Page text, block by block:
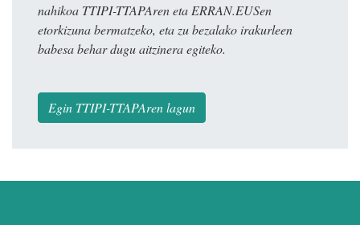
nahikoa TTIPI-TTAPAren eta ERRAN.EUSen
etorkizuna bermatzeko, eta zu bezalako irakurleen
babesa behar dugu aitzinera egiteko.
Egin TTIPI-TTAPAren lagun